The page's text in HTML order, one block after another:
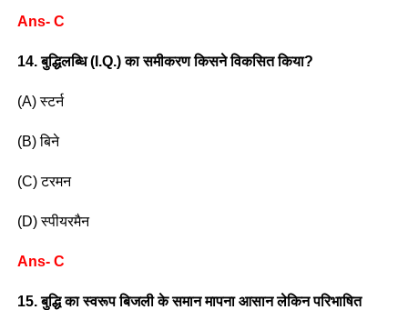
Ans- C
14. बुद्धिलब्धि (I.Q.) का समीकरण किसने विकसित किया?
(A) स्टर्न
(B) बिने
(C) टरमन
(D) स्पीयरमैन
Ans- C
15. बुद्धि का स्वरूप बिजली के समान मापना आसान लेकिन परिभाषित